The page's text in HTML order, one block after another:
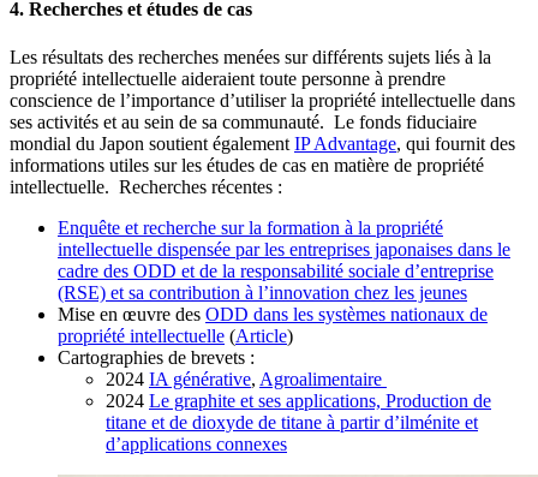
4. Recherches et études de cas
Les résultats des recherches menées sur différents sujets liés à la
propriété intellectuelle aideraient toute personne à prendre
conscience de l’importance d’utiliser la propriété intellectuelle dans
ses activités et au sein de sa communauté. Le fonds fiduciaire
mondial du Japon soutient également IP Advantage, qui fournit des
informations utiles sur les études de cas en matière de propriété
intellectuelle. Recherches récentes :
Enquête et recherche sur la formation à la propriété
intellectuelle dispensée par les entreprises japonaises dans le
cadre des ODD et de la responsabilité sociale d’entreprise
(RSE) et sa contribution à l’innovation chez les jeunes
Mise en œuvre des ODD dans les systèmes nationaux de
propriété intellectuelle (Article)
Cartographies de brevets :
2024 IA générative, Agroalimentaire
2024 Le graphite et ses applications, Production de
titane et de dioxyde de titane à partir d’ilménite et
d’applications connexes